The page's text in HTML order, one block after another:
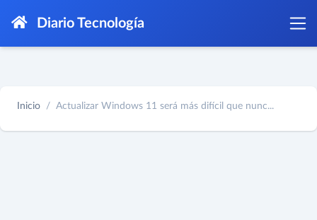
Diario Tecnología
Inicio Actualizar Windows 11 será más difícil que nunc...